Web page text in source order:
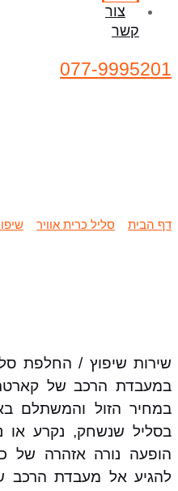
צור
קשר
077-9995201
דף הבית סליל כרית אוויר
שירות שיפוץ / החלפת
במעבדת הרכב של
במחיר הזול והמשתלם
בסליל שנשחק, נקרע
הופעה נורה אזהרה של
להגיע אל מעבדת הרכב